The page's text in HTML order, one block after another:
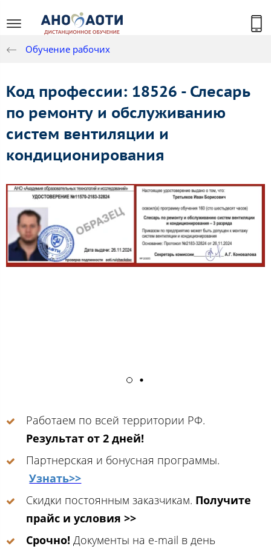
Обучение рабочих
Код профессии: 18526 - Слесарь
по ремонту и обслуживанию
систем вентиляции и
кондиционирования
Работаем по всей территории РФ.
Результат от 2 дней!
Партнерская и бонусная программы.
Узнать>>
Скидки постоянным заказчикам. Получите
прайс и условия >>
Срочно! Документы на e-mail в день